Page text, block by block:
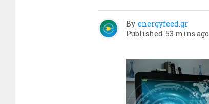
By energyfeed.gr
Published 53 mins ago